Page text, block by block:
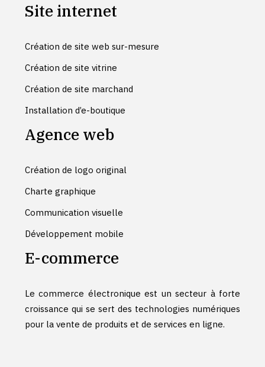
Site internet
Création de site web sur-mesure
Création de site vitrine
Création de site marchand
Installation d’e-boutique
Agence web
Création de logo original
Charte graphique
Communication visuelle
Développement mobile
E-commerce
Le commerce électronique est un secteur à forte
croissance qui se sert des technologies numériques
pour la vente de produits et de services en ligne.